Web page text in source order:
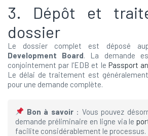
3. Dépôt et
dossier
Le dossier complet est déposé
Development Board. La demande
conjointement par l’EDB et le Passport
Le délai de traitement est
pour une demande complète.
Bon à savoir: Vous pouvez
demande préliminaire en ligne via le
facilite considérablement le processus.